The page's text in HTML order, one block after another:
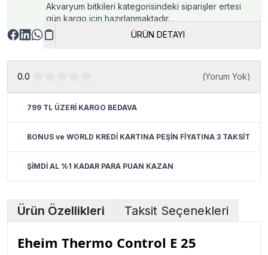
Akvaryum bitkileri kategorisindeki siparişler ertesi
gün kargo için hazırlanmaktadır.
ÜRÜN DETAYI
0.0 (Yorum Yok)
799 TL ÜZERİ KARGO BEDAVA
BONUS ve WORLD KREDİ KARTINA PEŞİN FİYATINA 3 TAKSİT
ŞİMDİ AL %1 KADAR PARA PUAN KAZAN
Ürün Özellikleri Taksit Seçenekleri
Eheim Thermo Control E 25